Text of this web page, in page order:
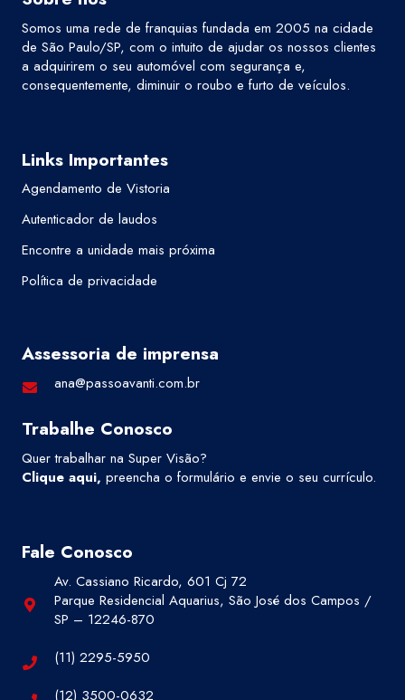
Somos uma rede de franquias fundada em 2005 na cidade
de São Paulo/SP, com o intuito de ajudar os nossos clientes
a adquirirem o seu automóvel com segurança e,
consequentemente, diminuir o roubo e furto de veículos.
Links Importantes
Agendamento de Vistoria
Autenticador de laudos
Encontre a unidade mais próxima
Política de privacidade
Assessoria de imprensa
ana@passoavanti.com.br
Trabalhe Conosco
Quer trabalhar na Super Visão?
Clique aqui, preencha o formulário e envie o seu currículo.
Fale Conosco
Av. Cassiano Ricardo, 601 Cj 72
Parque Residencial Aquarius, São José dos Campos /
SP – 12246-870
(11) 2295-5950
(12) 3500-0632